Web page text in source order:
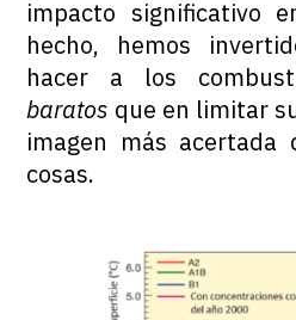
impacto significativo
hecho, hemos
hacer a los
baratos que en limitar
imagen más acertada
cosas.